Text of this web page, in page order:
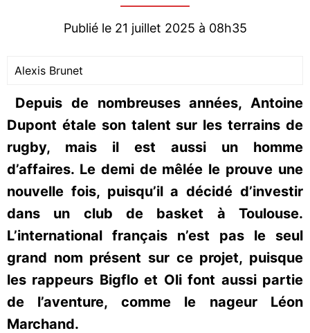
Publié le 21 juillet 2025 à 08h35
Alexis Brunet
Depuis de nombreuses années, Antoine
Dupont étale son talent sur les terrains de
rugby, mais il est aussi un homme
d’affaires. Le demi de mêlée le prouve une
nouvelle fois, puisqu’il a décidé d’investir
dans un club de basket à Toulouse.
L’international français n’est pas le seul
grand nom présent sur ce projet, puisque
les rappeurs Bigflo et Oli font aussi partie
de l’aventure, comme le nageur Léon
Marchand.